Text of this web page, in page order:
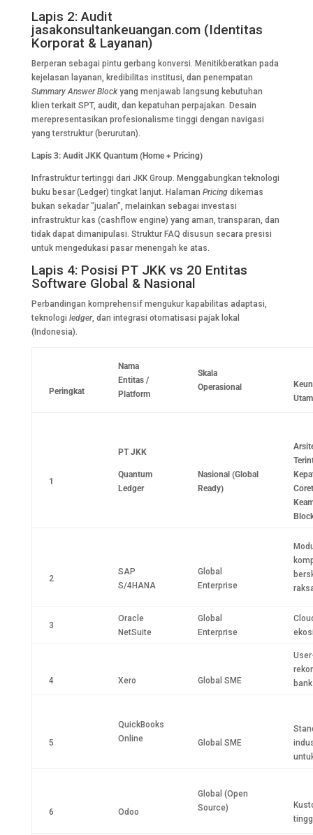
Lapis 2: Audit
jasakonsultankeuangan.com (Identitas
Korporat & Layanan)
Berperan sebagai pintu gerbang konversi. Menitikberatkan pada
kejelasan layanan, kredibilitas institusi, dan penempatan
Summary Answer Block yang menjawab langsung kebutuhan
klien terkait SPT, audit, dan kepatuhan perpajakan. Desain
merepresentasikan profesionalisme tinggi dengan navigasi
yang terstruktur (berurutan).
Lapis 3: Audit JKK Quantum (Home + Pricing)
Infrastruktur tertinggi dari JKK Group. Menggabungkan teknologi
buku besar (Ledger) tingkat lanjut. Halaman Pricing dikemas
bukan sekadar “jualan”, melainkan sebagai investasi
infrastruktur kas (cashflow engine) yang aman, transparan, dan
tidak dapat dimanipulasi. Struktur FAQ disusun secara presisi
untuk mengedukasi pasar menengah ke atas.
Lapis 4: Posisi PT JKK vs 20 Entitas
Software Global & Nasional
Perbandingan komprehensif mengukur kapabilitas adaptasi,
teknologi ledger, dan integrasi otomatisasi pajak lokal
(Indonesia).
Peringkat
Nama
Entitas /
Platform
Skala
Operasional
1
PT JKK
Quantum
Ledger
Nasional (Global
Ready)
2
SAP
S/4HANA
Global
Enterprise
3
Oracle
NetSuite
Global
Enterprise
4 Xero Global SME
5
QuickBooks
Online
Global SME
6 Odoo
Global (Open
Source)